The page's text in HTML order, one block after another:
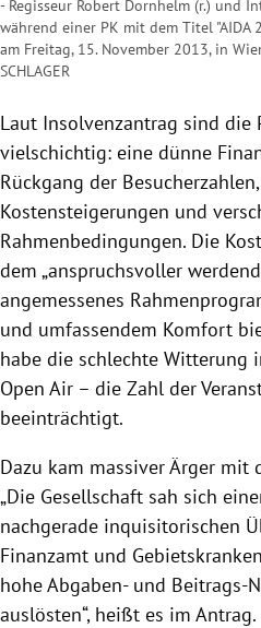
- Regisseur Robert Dornhelm (r.) und
während einer PK mit dem Titel "AIDA
am Freitag, 15. November 2013, in
SCHLAGER
Laut Insolvenzantrag sind die
vielschichtig: eine dünne
Rückgang der
Kostensteigerungen und
Rahmenbedingungen. Die
dem „anspruchsvoller
angemessenes
und umfassendem Komfort
habe die schlechte Witterung
Open Air – die Zahl der
beeinträchtigt.
Dazu kam massiver Ärger mit
„Die Gesellschaft sah sich
nachgerade inquisitorischen
Finanzamt und
hohe Abgaben- und Beitrags-
auslösten“, heißt es im Antrag.